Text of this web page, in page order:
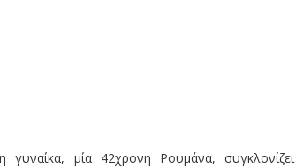
μία 42χρονη Ρουμάνα, συγκλονίζει